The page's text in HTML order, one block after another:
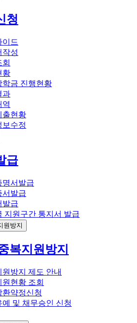
청
이드
작성
황
학금 진행현황
과
역
출현황
보수정
급
명서발급
서발급
발급
지원구간 통지서 발급
원방지
복지원방지
원방지 제도 안내
원현황 조회
환약정신청
예 및 채무승인 신청